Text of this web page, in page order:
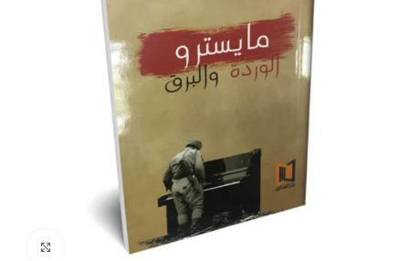
Click to enlarge